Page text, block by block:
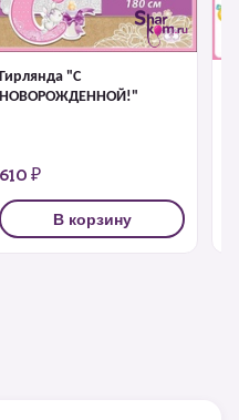
Гирлянда "С
НОВОРОЖДЕННОЙ!"
610 ₽
В корзину